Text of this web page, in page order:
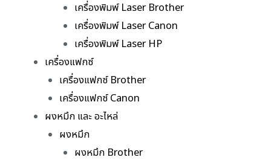
เครื่องพิมพ์ Laser Brother
เครื่องพิมพ์ Laser Canon
เครื่องพิมพ์ Laser HP
เครื่องแฟกซ์
เครื่องแฟกซ์ Brother
เครื่องแฟกซ์ Canon
ผงหมึก และ อะไหล่
ผงหมึก
ผงหมึก Brother